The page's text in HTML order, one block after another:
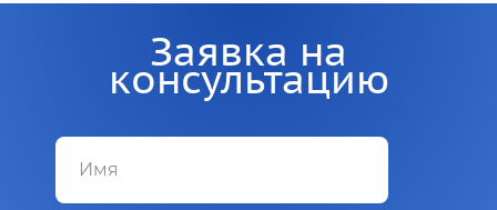
Заявка на
консультацию